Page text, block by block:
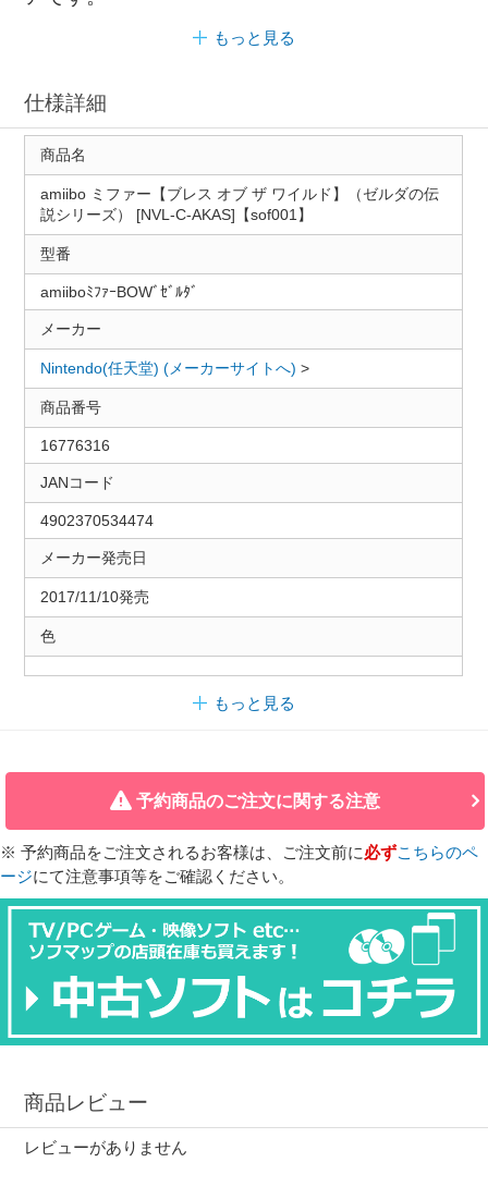
もっと見る
仕様詳細
商品名
amiibo ミファー【ブレス オブ ザ ワイルド】（ゼルダの伝
説シリーズ） [NVL-C-AKAS]【sof001】
型番
amiiboﾐﾌｧｰBOWﾞｾﾞﾙﾀﾞ
メーカー
Nintendo(任天堂) (メーカーサイトへ) >
商品番号
16776316
JANコード
4902370534474
メーカー発売日
2017/11/10発売
色
もっと見る
予約商品のご注文に関する注意
※ 予約商品をご注文されるお客様は、ご注文前に必ずこちらのペ
ージにて注意事項等をご確認ください。
商品レビュー
レビューがありません